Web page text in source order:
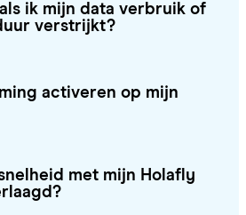
ik mijn data verbruik of
verstrijkt?
activeren op mijn
met mijn Holafly